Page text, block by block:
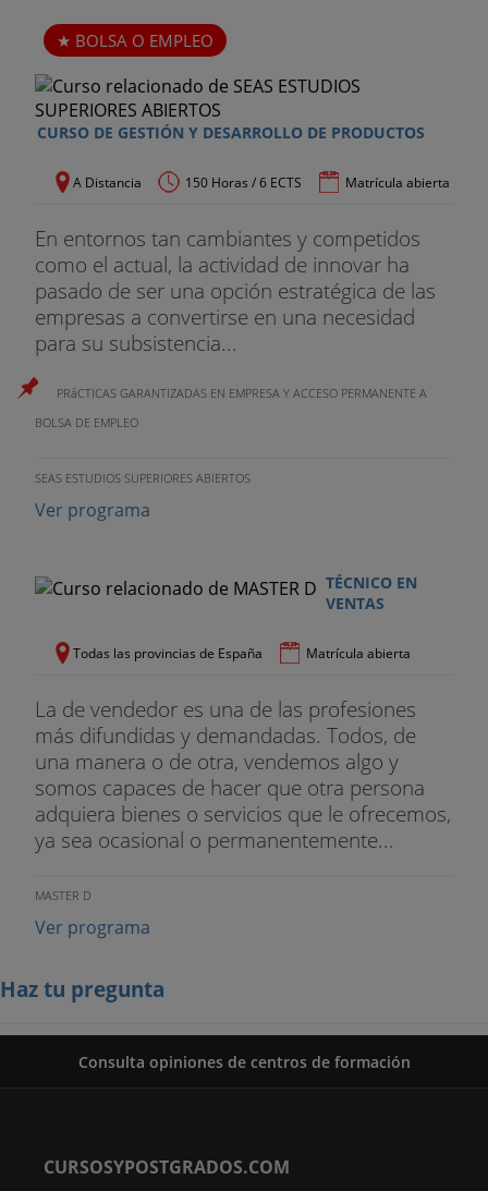
BOLSA O EMPLEO
CURSO DE GESTIÓN Y DESARROLLO DE PRODUCTOS
A Distancia 150 Horas / 6 ECTS Matrícula abierta
En entornos tan cambiantes y competidos
como el actual, la actividad de innovar ha
pasado de ser una opción estratégica de las
empresas a convertirse en una necesidad
para su subsistencia...
PRáCTICAS GARANTIZADAS EN EMPRESA Y ACCESO PERMANENTE A
BOLSA DE EMPLEO
SEAS ESTUDIOS SUPERIORES ABIERTOS
Ver programa
TÉCNICO EN
VENTAS
Todas las provincias de España Matrícula abierta
La de vendedor es una de las profesiones
más difundidas y demandadas. Todos, de
una manera o de otra, vendemos algo y
somos capaces de hacer que otra persona
adquiera bienes o servicios que le ofrecemos,
ya sea ocasional o permanentemente...
MASTER D
Ver programa
Haz tu pregunta
Consulta opiniones de centros de formación
CURSOSYPOSTGRADOS.COM